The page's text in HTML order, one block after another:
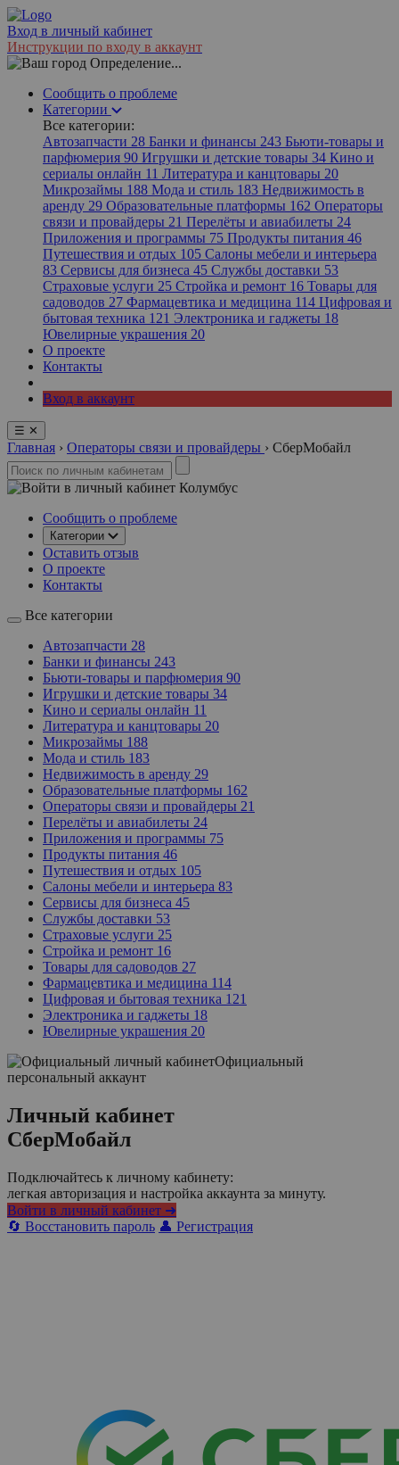
Вход в личный кабинет
Инструкции по входу в аккаунт
Определение...
Сообщить о проблеме
Категории
Все категории:
Автозапчасти 28 Банки и финансы 243 Бьюти-товары и
парфюмерия 90 Игрушки и детские товары 34 Кино и
сериалы онлайн 11 Литература и канцтовары 20
Микрозаймы 188 Мода и стиль 183 Недвижимость в
аренду 29 Образовательные платформы 162 Операторы
связи и провайдеры 21 Перелёты и авиабилеты 24
Приложения и программы 75 Продукты питания 46
Путешествия и отдых 105 Салоны мебели и интерьера
83 Сервисы для бизнеса 45 Службы доставки 53
Страховые услуги 25 Стройка и ремонт 16 Товары для
садоводов 27 Фармацевтика и медицина 114 Цифровая и
бытовая техника 121 Электроника и гаджеты 18
Ювелирные украшения 20
О проекте
Контакты
Вход в аккаунт
☰ ✕
Главная › Операторы связи и провайдеры › СберМобайл
Колумбус
Сообщить о проблеме
Категории
Оставить отзыв
О проекте
Контакты
Все категории
Автозапчасти 28
Банки и финансы 243
Бьюти-товары и парфюмерия 90
Игрушки и детские товары 34
Кино и сериалы онлайн 11
Литература и канцтовары 20
Микрозаймы 188
Мода и стиль 183
Недвижимость в аренду 29
Образовательные платформы 162
Операторы связи и провайдеры 21
Перелёты и авиабилеты 24
Приложения и программы 75
Продукты питания 46
Путешествия и отдых 105
Салоны мебели и интерьера 83
Сервисы для бизнеса 45
Службы доставки 53
Страховые услуги 25
Стройка и ремонт 16
Товары для садоводов 27
Фармацевтика и медицина 114
Цифровая и бытовая техника 121
Электроника и гаджеты 18
Ювелирные украшения 20
Официальный
персональный аккаунт
Личный кабинет
СберМобайл
Подключайтесь к личному кабинету:
легкая авторизация и настройка аккаунта за минуту.
Войти в личный кабинет ➜
🔄 Восстановить пароль 👤 Регистрация